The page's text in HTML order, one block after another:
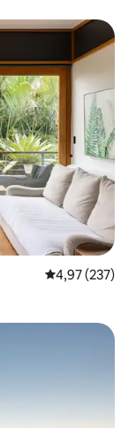
Classificação
4,97 (237)